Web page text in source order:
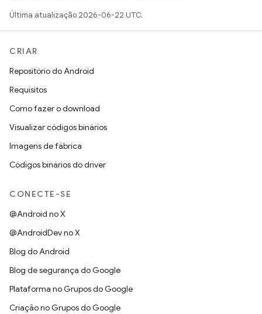
Última atualização 2026-06-22 UTC.
CRIAR
Repositório do Android
Requisitos
Como fazer o download
Visualizar códigos binários
Imagens de fábrica
Códigos binários do driver
CONECTE-SE
@Android no X
@AndroidDev no X
Blog do Android
Blog de segurança do Google
Plataforma no Grupos do Google
Criação no Grupos do Google